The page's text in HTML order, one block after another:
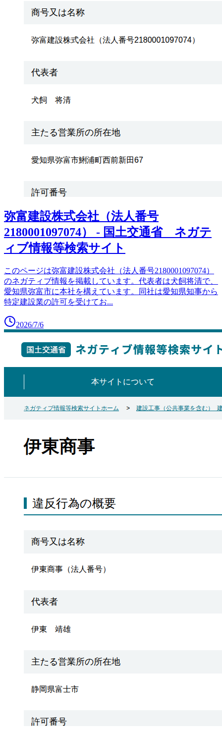
弥富建設株式会社（法人番号
2180001097074） - 国土交通省 ネガテ
ィブ情報等検索サイト
このページは弥富建設株式会社（法人番号2180001097074）
のネガティブ情報を掲載しています。代表者は犬飼将清で、
愛知県弥富市に本社を構えています。同社は愛知県知事から
特定建設業の許可を受けてお...
2026/7/6